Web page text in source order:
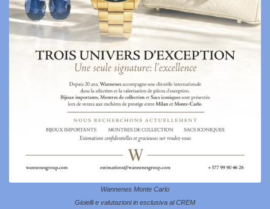
Wannenes Monte Carlo
Gioielli e valutazioni in esclusiva al CREM